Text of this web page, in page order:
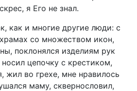
я Его не знал.
как и многие другие люди: с
со множеством икон,
поклонялся изделиям рук
носил цепочку с крестиком,
жил во грехе, мне нравилось
маму, сквернословил,